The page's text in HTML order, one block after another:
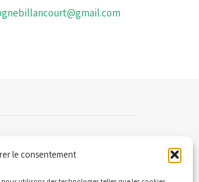
le consentement